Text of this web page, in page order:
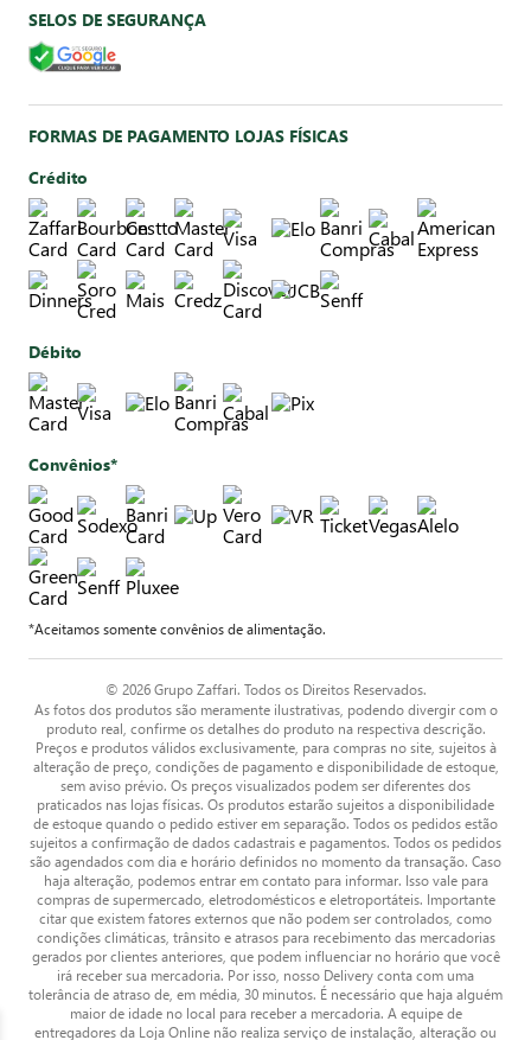
SELOS DE SEGURANÇA
FORMAS DE PAGAMENTO LOJAS FÍSICAS
Crédito
Débito
Convênios*
*Aceitamos somente convênios de alimentação.
© 2026 Grupo Zaffari. Todos os Direitos Reservados.
As fotos dos produtos são meramente ilustrativas, podendo divergir com o
produto real, confirme os detalhes do produto na respectiva descrição.
Preços e produtos válidos exclusivamente, para compras no site, sujeitos à
alteração de preço, condições de pagamento e disponibilidade de estoque,
sem aviso prévio. Os preços visualizados podem ser diferentes dos
praticados nas lojas físicas. Os produtos estarão sujeitos a disponibilidade
de estoque quando o pedido estiver em separação. Todos os pedidos estão
sujeitos a confirmação de dados cadastrais e pagamentos. Todos os pedidos
são agendados com dia e horário definidos no momento da transação. Caso
haja alteração, podemos entrar em contato para informar. Isso vale para
compras de supermercado, eletrodomésticos e eletroportáteis. Importante
citar que existem fatores externos que não podem ser controlados, como
condições climáticas, trânsito e atrasos para recebimento das mercadorias
gerados por clientes anteriores, que podem influenciar no horário que você
irá receber sua mercadoria. Por isso, nosso Delivery conta com uma
tolerância de atraso de, em média, 30 minutos. É necessário que haja alguém
maior de idade no local para receber a mercadoria. A equipe de
entregadores da Loja Online não realiza serviço de instalação, alteração ou